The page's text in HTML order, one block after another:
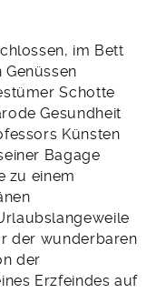
im Bett
Schotte
Gesundheit
Künsten
Bagage
zu einem
der wunderbaren
der
Erzfeindes auf